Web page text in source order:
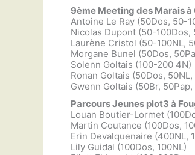
9ème Meeting des Marais
Antoine Le Ray (50Dos, 50-
Nicolas Dupont (50-100Dos,
Laurène Cristol (50-100NL,
Morgane Bunel (50Dos,
Solenn Goltais (100-200 4N)
Ronan Goltais (50Dos,
Gwenn Goltais (50Br,
Parcours Jeunes plot3 à
Louan Boutier-Lormet
Martin Coutance (100Dos,
Erin Devalquenaire (400NL,
Lily Guidal (100Dos, 100NL)